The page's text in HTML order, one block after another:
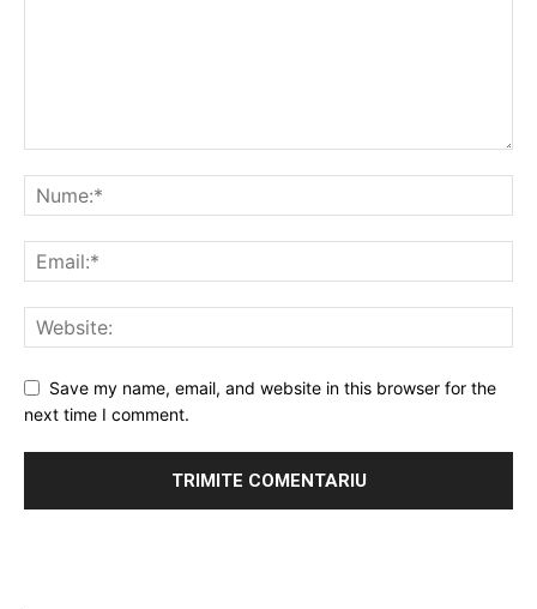
Save my name, email, and website in this browser for the
next time I comment.